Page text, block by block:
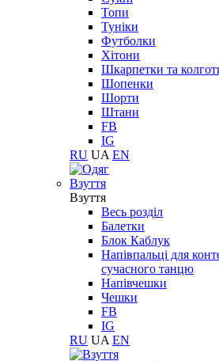
Топи
Туніки
Футболки
Хітони
Шкарпетки та
Шопенки
Шорти
Штани
FB
IG
RU UA EN
Взуття
Взуття
Весь розділ
Балетки
Блок Каблук
Напівпальці для
сучасного танцю
Напівчешки
Чешки
FB
IG
RU UA EN